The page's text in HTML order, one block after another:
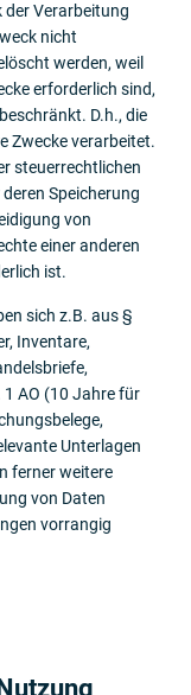
der Verarbeitung
nicht
werden, weil
erforderlich sind,
D.h., die
Zwecke verarbeitet.
steuerrechtlichen
Speicherung
von
einer anderen
ist.
sich z.B. aus §
Inventare,
AO (10 Jahre für
Unterlagen
ferner weitere
von Daten
vorrangig